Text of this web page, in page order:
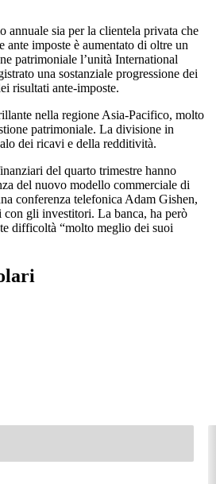
annuale sia per la clientela privata che
ante imposte è aumentato di oltre un
patrimoniale l’unità International
una sostanziale progressione dei
risultati ante-imposte.
nella regione Asia-Pacifico, molto
patrimoniale. La divisione in
dei ricavi e della redditività.
del quarto trimestre hanno
del nuovo modello commerciale di
conferenza telefonica Adam Gishen,
con gli investitori. La banca, ha però
difficoltà “molto meglio dei suoi